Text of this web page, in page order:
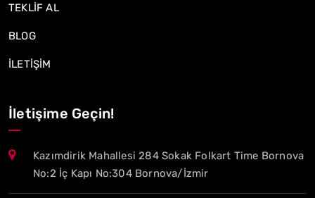
TEKLİF AL
BLOG
İLETİŞİM
İletişime Geçin!
Kazımdirik Mahallesi 284 Sokak Folkart Time Bornova
No:2 İç Kapı No:304 Bornova/İzmir